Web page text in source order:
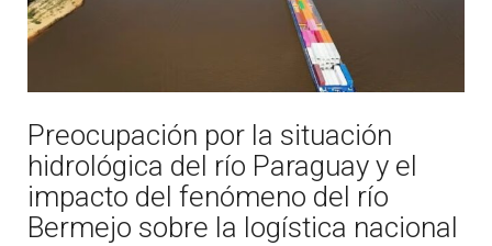
Preocupación por la situación
hidrológica del río Paraguay y el
impacto del fenómeno del río
Bermejo sobre la logística nacional